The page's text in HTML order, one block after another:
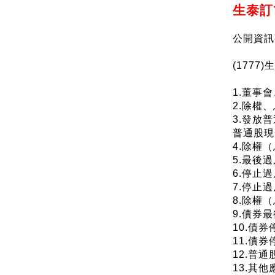
生泰
公開資
(1777)
1.董事
2.除權
3.發放普
普通股
4.除權
5.最後
6.停止
7.停止
8.除權
9.債券最
10.債券
11.債券
12.普通
13.其他